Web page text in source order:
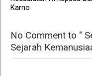
Karno
No Comment to "
Sejarah